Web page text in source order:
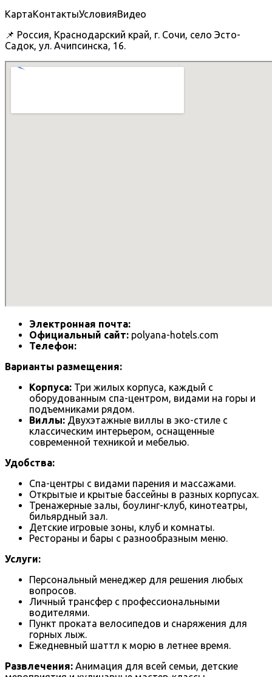
КартаКонтактыУсловияВидео
📌 Россия, Краснодарский край, г. Сочи, село Эсто-
Садок, ул. Ачипсинска, 16.
Электронная почта:
Официальный сайт: polyana-hotels.com
Телефон:
Варианты размещения:
Корпуса: Три жилых корпуса, каждый с
оборудованным спа-центром, видами на горы и
подъемниками рядом.
Виллы: Двухэтажные виллы в эко-стиле с
классическим интерьером, оснащенные
современной техникой и мебелью.
Удобства:
Спа-центры с видами парения и массажами.
Открытые и крытые бассейны в разных корпусах.
Тренажерные залы, боулинг-клуб, кинотеатры,
бильярдный зал.
Детские игровые зоны, клуб и комнаты.
Рестораны и бары с разнообразным меню.
Услуги:
Персональный менеджер для решения любых
вопросов.
Личный трансфер с профессиональными
водителями.
Пункт проката велосипедов и снаряжения для
горных лыж.
Ежедневный шаттл к морю в летнее время.
Развлечения: Анимация для всей семьи, детские